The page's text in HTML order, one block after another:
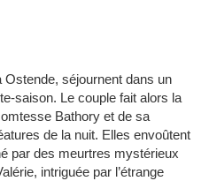
séjournent dans un
saison. Le couple fait alors la
Bathory et de sa
de la nuit. Elles envoûtent
par des meurtres mystérieux
intriguée par l’étrange